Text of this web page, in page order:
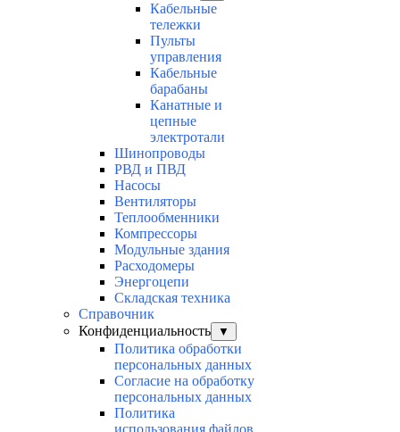
Кабельные
тележки
Пульты
управления
Кабельные
барабаны
Канатные и
цепные
электротали
Шинопроводы
РВД и ПВД
Насосы
Вентиляторы
Теплообменники
Компрессоры
Модульные здания
Расходомеры
Энергоцепи
Складская техника
Справочник
Конфиденциальность
▼
Политика обработки
персональных данных
Согласие на обработку
персональных данных
Политика